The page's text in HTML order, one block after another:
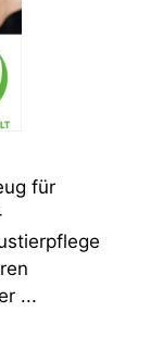
für
...